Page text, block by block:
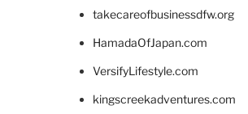
takecareofbusinessdfw.org
HamadaOfJapan.com
VersifyLifestyle.com
kingscreekadventures.com